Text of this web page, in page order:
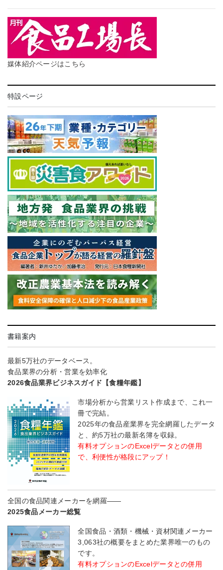
媒体紹介ページはこちら
特設ページ
書籍案内
最新5万社のデータベース。
食品業界の分析・営業を効率化
2026食品業界ビジネスガイド【食糧年鑑】
市場分析から営業リスト作成まで、これ一
冊で完結。
2025年の食品産業界を完全網羅したデータ
と、約5万社の最新名簿を収録。
有料オプションのExcelデータとの併用
で、利便性が格段にアップ！
全国の食品関連メーカーを網羅――
2025食品メーカー総覧
全国食品・酒類・機械・資材関連メーカー
3,063社の概要をまとめた業界唯一のもの
です。
有料オプションのExcelデータとの併用